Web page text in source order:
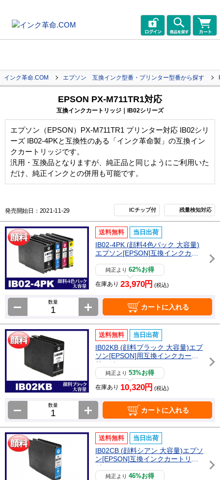
インク革命.COM エプソン 互換インク型番・プリンター型番から探す
EPSON PX-M711TR1対応
互換インクカートリッジ｜IB02シリーズ
エプソン（EPSON）PX-M711TR1 プリンター対応 IB02シリ
ーズ IB02-4PKと互換性のある「インク革命製」の互換イン
クカートリッジです。
汎用・互換品となりますが、純正品と同じようにご利用いた
だけ、純正インクとの併用も可能です。
発売開始日：2021-11-29 ICチップ付 残量検知対応
送料無料 当日出荷
IB02-4PK (顔料4色パック 大容量)
エプソン[EPSON]互換インクカー
純正より62%お得
在庫あり 23,970円 (税込)
数量
カートに入れる
送料無料 当日出荷
IB02KB (顔料ブラック 大容量)エプ
ソン[EPSON]用互換インクカート
リッジ
純正より53%お得
在庫あり 10,320円 (税込)
数量
カートに入れる
送料無料 当日出荷
IB02CB (顔料シアン 大容量)エプソ
ン[EPSON]互換インクカートリッ
ジ
純正より46%お得